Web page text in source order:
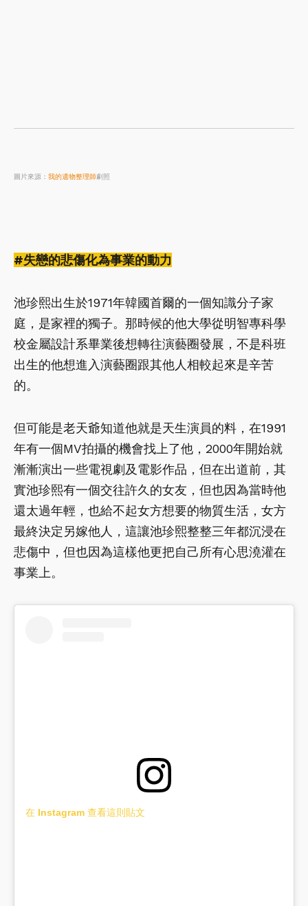
圖片來源： 我的遺物整理師劇照
#失戀的悲傷化為事業的動力
池珍熙出生於1971年韓國首爾的一個知識分子家
庭，是家裡的獨子。那時候的他大學從明智專科學
校金屬設計系畢業後想轉往演藝圈發展，不是科班
出生的他想進入演藝圈跟其他人相較起來是辛苦
的。
但可能是老天爺知道他就是天生演員的料，在1991
年有一個MV拍攝的機會找上了他，2000年開始就
漸漸演出一些電視劇及電影作品，但在出道前，其
實池珍熙有一個交往許久的女友，但也因為當時他
還太過年輕，也給不起女方想要的物質生活，女方
最終決定另嫁他人，這讓池珍熙整整三年都沉浸在
悲傷中，但也因為這樣他更把自己所有心思澆灌在
事業上。
在 Instagram 查看這則貼文